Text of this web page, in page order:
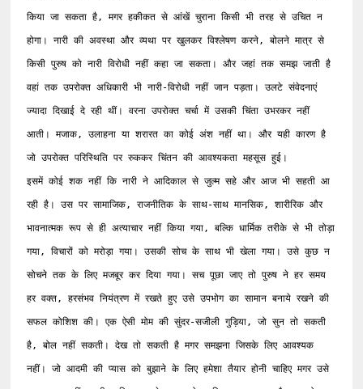
किया जा सकता है, मगर हकीकत से आंखें चुराना किसी भी तरह से उचित न
होगा। नारी की अवस्था और व्यथा पर खुलकर विश्लेषण करने, बोलने मात्र से
किसी पुरुष को नारी विरोधी नहीं कहा जा सकता। और जहां तक समझ जाती है
वहां तक उपरोक्त अधिकारी भी नारी-विरोधी नहीं जान पड़ता। उलटे संवेदनाएं
ज्यादा दिखाई दे रही थीं। वरना उपरोक्त चर्चा में उसकी चिंता उभरकर नहीं
आती। मजाक, उलाहना या शरारत का कोई अंश नहीं था। और यही कारण है
जो उपरोक्त परिस्थिति पर रुककर चिंतन की आवश्यकता महसूस हुई।
इसमें कोई शक नहीं कि नारी ने आदिकाल से जुल्म सहे और आज भी सहती आ
रही है। उस पर सामाजिक, राजनीतिक के साथ-साथ मानसिक, शारीरिक और
भावनात्मक रूप से ही अत्याचार नहीं किया गया, बल्कि धार्मिक तरीके से भी तोड़ा
गया, विचारों को मरोड़ा गया। उसकी सोच के साथ भी खेला गया। उसे कुछ न
सोचने तक के लिए मजबूर कर दिया गया। सच पूछा जाए तो पुरुष ने हर समय
हर वक्त, हरसंभव नियंत्रण में रखते हुए उसे उपभोग का सामान बनाये रखने की
सफल कोशिश की। एक ऐसी मोम की सुंदर-सजीली गुड़िया, जो सुन तो सकती
है, बोल नहीं सकती। देख तो सकती है मगर समझना जिसके लिए आवश्यक
नहीं। जो आदमी की प्यास को बुझाने के लिए हमेशा तैयार होनी चाहिए मगर उसे